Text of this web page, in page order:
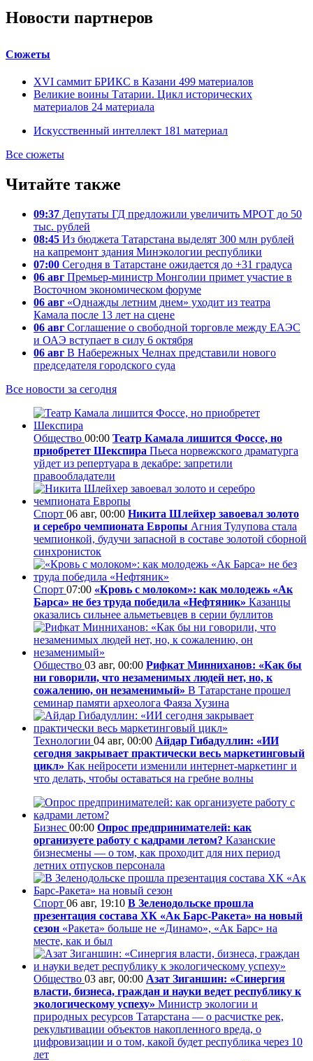
Новости партнеров
Сюжеты
XVI саммит БРИКС в Казани 499 материалов
Великие воины Татарии. Цикл исторических
материалов 24 материала
Искусственный интеллект 181 материал
Все сюжеты
Читайте также
09:37 Депутаты ГД предложили увеличить МРОТ до 50
тыс. рублей
08:45 Из бюджета Татарстана выделят 300 млн рублей
на капремонт здания Минэкологии республики
07:00 Сегодня в Татарстане ожидается до +31 градуса
06 авг Премьер-министр Монголии примет участие в
Восточном экономическом форуме
06 авг «Однажды летним днем» уходит из театра
Камала после 13 лет на сцене
06 авг Соглашение о свободной торговле между ЕАЭС
и ОАЭ вступает в силу 6 октября
06 авг В Набережных Челнах представили нового
председателя городского суда
Все новости за сегодня
Общество 00:00 Театр Камала лишится Фоссе, но
приобретет Шекспира Пьеса норвежского драматурга
уйдет из репертуара в декабре: запретили
правообладатели
Спорт 06 авг, 00:00 Никита Шлейхер завоевал золото
и серебро чемпионата Европы Агния Тулупова стала
чемпионкой, будучи запасной в составе золотой сборной
синхронисток
Спорт 07:00 «Кровь с молоком»: как молодежь «Ак
Барса» не без труда победила «Нефтяник» Казанцы
оказались сильнее альметьевцев в серии буллитов
Общество 03 авг, 00:00 Рифкат Минниханов: «Как бы
ни говорили, что незаменимых людей нет, но, к
сожалению, он незаменимый» В Татарстане прошел
семинар памяти археолога Фаяза Хузина
Технологии 04 авг, 00:00 Айдар Гибадуллин: «ИИ
сегодня закрывает практически весь маркетинговый
цикл» Как нейросети изменили интернет-маркетинг и
что делать, чтобы оставаться на гребне волны
Бизнес 00:00 Опрос предпринимателей: как
организуете работу с кадрами летом? Казанские
бизнесмены — о том, как проходит для них период
летних отпусков персонала
Спорт 06 авг, 19:10 В Зеленодольске прошла
презентация состава ХК «Ак Барс-Ракета» на новый
сезон «Ракета» больше не «Динамо», «Ак Барс» на
месте, как и был
Общество 03 авг, 00:00 Азат Зиганшин: «Синергия
власти, бизнеса, граждан и науки ведет республику к
экологическому успеху» Министр экологии и
природных ресурсов Татарстана — о расчистке рек,
рекультивации объектов накопленного вреда, о
цифровизации и о том, какой будет республика через 10
лет